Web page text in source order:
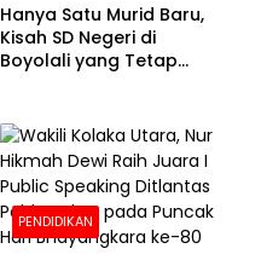
Hanya Satu Murid Baru,
Kisah SD Negeri di
Boyolali yang Tetap
PENDIDIKAN